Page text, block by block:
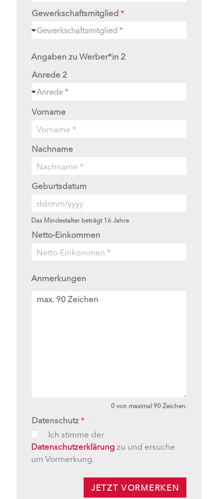
Gewerkschaftsmitglied *
Gewerkschaftsmitglied *
Angaben zu Werber*in 2
Anrede 2
Anrede *
Vorname
Nachname
Geburtsdatum
Das Mindestalter beträgt 16 Jahre
Netto-Einkommen
Anmerkungen
0 von maximal 90 Zeichen.
Datenschutz*
Ich stimme der
Datenschutzerklärung zu und ersuche
um Vormerkung.
JETZT VORMERKEN